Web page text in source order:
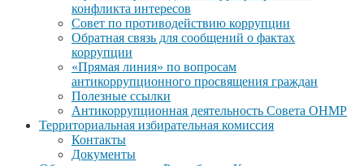
конфликта интересов
Совет по противодействию коррупции
Обратная связь для сообщений о фактах
коррупции
«Прямая линия» по вопросам
антикоррупционного просвящения граждан
Полезные ссылки
Антикоррупционная деятельность Совета ОНМР
Территориальная избирательная комиссия
Контакты
Документы